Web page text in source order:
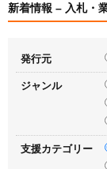
新着情報 – 入札・
発行元
ジャンル
支援カテゴリー